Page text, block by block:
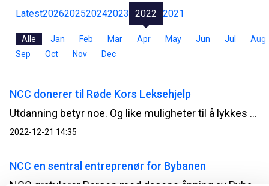
Latest2026202520242023 2022 2021
Alle Jan Feb Mar Apr May Jun Jul
Aug
Sep
Oct Nov Dec
NCC donerer til Røde Kors Leksehjelp
Utdanning betyr noe. Og like muligheter til å lykkes er viktig. NCC er en kunnskapsbedrift og vi ønsker å bidra til at enda flere kan utnytte sitt potensial. Et tilbud om gratis leksehjelp er viktig for mange og bidrar til at flere lykkes på skolen.
2022-12-21 14:35
NCC en sentral entreprenør for Bybanen